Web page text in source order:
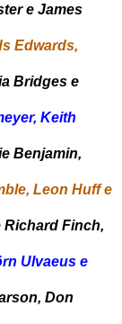
e James
Edwards,
Bridges e
Keith
Benjamin,
Leon Huff e
Richard Finch,
Ulvaeus e
Don